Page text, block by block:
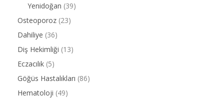
Yenidoğan (39)
Osteoporoz (23)
Dahiliye (36)
Diş Hekimliği (13)
Eczacılık (5)
Göğüs Hastalıkları (86)
Hematoloji (49)